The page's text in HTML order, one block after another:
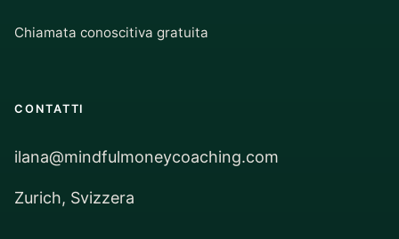
Chiamata conoscitiva gratuita
CONTATTI
ilana@mindfulmoneycoaching.com
Zurich, Svizzera